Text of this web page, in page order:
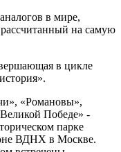
в мире,
на самую
в цикле
«Романовы»,
Победе» -
парке
ВДНХ в Москве.